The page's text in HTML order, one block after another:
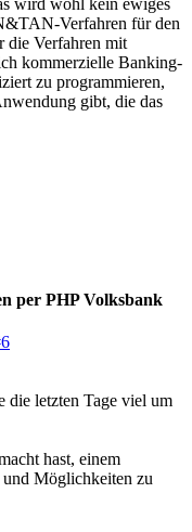
Verfahren für den
die Verfahren mit
kommerzielle Banking-
zu programmieren,
gibt, die das
per PHP Volksbank
die letzten Tage viel um
hast, einem
und Möglichkeiten zu